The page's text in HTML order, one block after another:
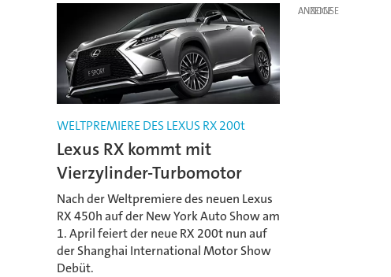
WELTPREMIERE DES LEXUS RX 200t
Lexus RX kommt mit
Vierzylinder-Turbomotor
Nach der Weltpremiere des neuen Lexus
RX 450h auf der New York Auto Show am
1. April feiert der neue RX 200t nun auf
der Shanghai International Motor Show
Debüt.
ANZEIGE